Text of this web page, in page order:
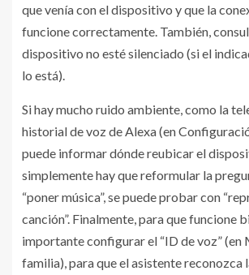
que venía con el dispositivo y que la
funcione correctamente. También,
dispositivo no esté silenciado (si el
lo está).
Si hay mucho ruido ambiente, como la
historial de voz de Alexa (en
puede informar dónde reubicar el
simplemente hay que reformular la
“poner música”, se puede probar con
canción”. Finalmente, para que funcione
importante configurar el “ID de voz” (en
familia), para que el asistente reconozca